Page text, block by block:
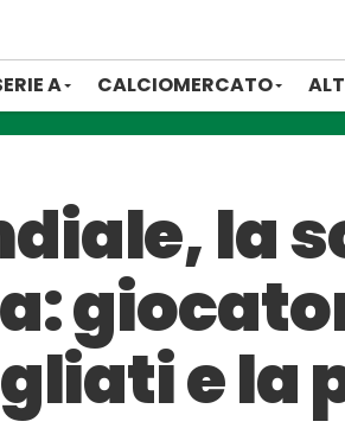
A CALCIOMERCATO
la
e la